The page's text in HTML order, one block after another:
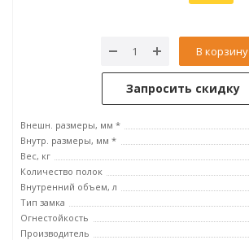
В корзину
Запросить скидку
Внешн. размеры, мм *
Внутр. размеры, мм *
Вес, кг
Количество полок
Внутренний объем, л
Тип замка
Огнестойкость
Производитель